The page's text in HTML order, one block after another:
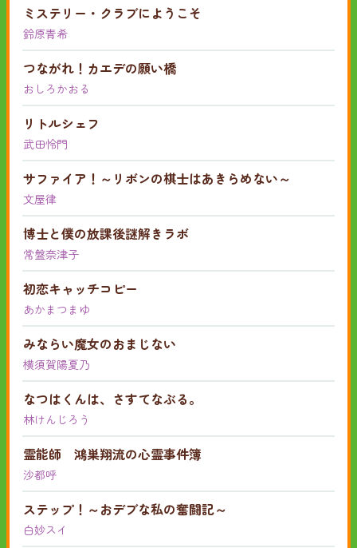
ミステリー・クラブにようこそ
鈴原青希
つながれ！カエデの願い橋
おしろかおる
リトルシェフ
武田怜門
サファイア！～リボンの棋士はあきらめない～
文屋律
博士と僕の放課後謎解きラボ
常盤奈津子
初恋キャッチコピー
あかまつまゆ
みならい魔女のおまじない
横須賀陽夏乃
なつはくんは、さすてなぶる。
林けんじろう
霊能師 鴻巣翔流の心霊事件簿
沙都呼
ステップ！～おデブな私の奮闘記～
白妙スイ